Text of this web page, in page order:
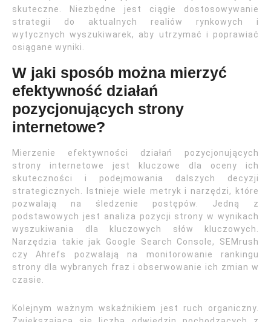
skuteczne. Niezbędne jest ciągłe dostosowywanie
strategii do aktualnych realiów rynkowych i
wytycznych wyszukiwarek, aby utrzymać i poprawiać
osiągane wyniki.
W jaki sposób można mierzyć
efektywność działań
pozycjonujących strony
internetowe?
Mierzenie efektywności działań pozycjonujących
strony internetowe jest kluczowe dla oceny ich
skuteczności i podejmowania dalszych decyzji
strategicznych. Istnieje wiele metryk i narzędzi, które
pozwalają na śledzenie postępów. Jedną z
podstawowych jest analiza pozycji strony w wynikach
wyszukiwania dla kluczowych słów kluczowych.
Narzędzia takie jak Google Search Console, SEMrush
czy Ahrefs pozwalają na monitorowanie rankingu
strony dla wybranych fraz i obserwowanie ich zmian w
czasie.
Kolejnym ważnym wskaźnikiem jest ruch organiczny.